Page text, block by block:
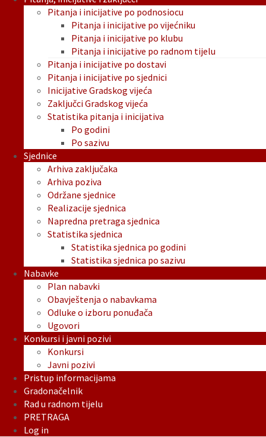
Pitanja i inicijative po podnosiocu
Pitanja i inicijative po vijećniku
Pitanja i inicijative po klubu
Pitanja i inicijative po radnom tijelu
Pitanja i inicijative po dostavi
Pitanja i inicijative po sjednici
Inicijative Gradskog vijeća
Zaključci Gradskog vijeća
Statistika pitanja i inicijativa
Po godini
Po sazivu
Sjednice
Arhiva zaključaka
Arhiva poziva
Održane sjednice
Realizacije sjednica
Napredna pretraga sjednica
Statistika sjednica
Statistika sjednica po godini
Statistika sjednica po sazivu
Nabavke
Plan nabavki
Obavještenja o nabavkama
Odluke o izboru ponuđača
Ugovori
Konkursi i javni pozivi
Konkursi
Javni pozivi
Pristup informacijama
Gradonačelnik
Rad u radnom tijelu
PRETRAGA
Log in